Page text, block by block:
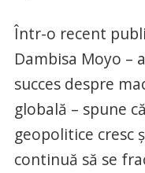
Într-o recent
Dambisa Moyo –
succes despre
globală – spune
geopolitice cresc
continuă să se